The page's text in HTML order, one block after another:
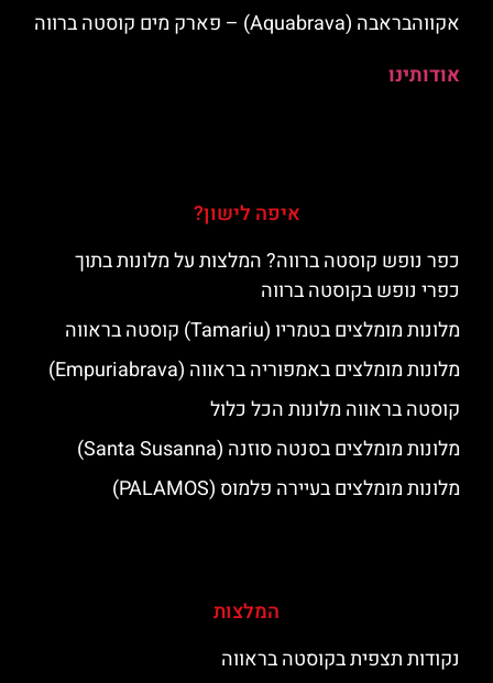
אקווהבראבה (Aquabrava) – פארק מים קוסטה ברווה
אודותינו
איפה לישון?
כפר נופש קוסטה ברווה? המלצות על מלונות בתוך
כפרי נופש בקוסטה ברווה
מלונות מומלצים בטמריו (Tamariu) קוסטה בראווה
מלונות מומלצים באמפוריה בראווה (Empuriabrava)
קוסטה בראווה מלונות הכל כלול
מלונות מומלצים בסנטה סוזנה (Santa Susanna)
מלונות מומלצים בעיירה פלמוס (PALAMOS)
המלצות
נקודות תצפית בקוסטה בראווה